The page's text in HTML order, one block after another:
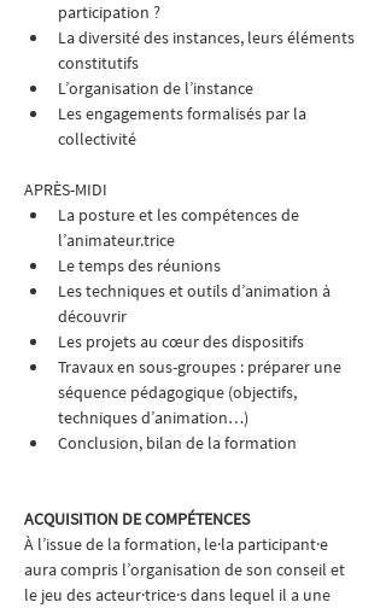
participation ?
La diversité des instances, leurs éléments
constitutifs
L’organisation de l’instance
Les engagements formalisés par la
collectivité
APRÈS-MIDI
La posture et les compétences de
l’animateur.trice
Le temps des réunions
Les techniques et outils d’animation à
découvrir
Les projets au cœur des dispositifs
Travaux en sous-groupes : préparer une
séquence pédagogique (objectifs,
techniques d’animation…)
Conclusion, bilan de la formation
ACQUISITION DE COMPÉTENCES
À l’issue de la formation, le·la participant·e
aura compris l’organisation de son conseil et
le jeu des acteur·trice·s dans lequel il a une